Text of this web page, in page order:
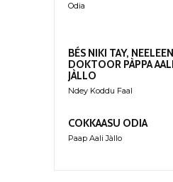
Odia
BÉS NIKI TAY, NEELEEN
DOKTOOR PÀPPA AALI
JÀLLO
Ndey Koddu Faal
COKKAASU ODIA
Paap Aali Jàllo